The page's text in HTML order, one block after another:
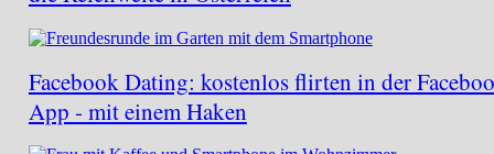
Facebook Dating: kostenlos flirten in der
App - mit einem Haken